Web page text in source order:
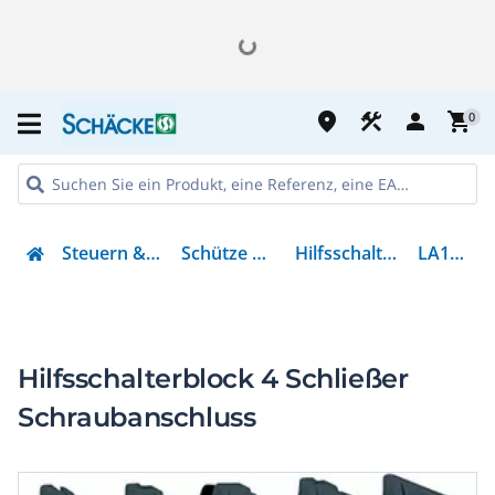
place construction person shopping_cart0
Steuern & Regeln Schütze & Relais Hilfsschalterblock LA1DZ40
Hilfsschalterblock 4 Schließer
Schraubanschluss